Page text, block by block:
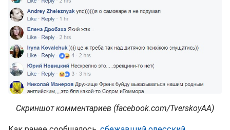
Скриншот комментариев (facebook.com/TverskoyAA)